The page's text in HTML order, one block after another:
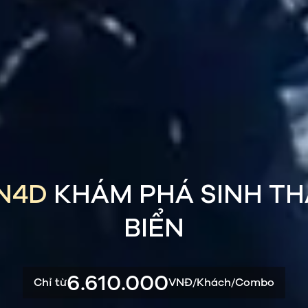
KHÁM PHÁ SINH
BIỂN
Chỉ từ6.610.000VNĐ/Khách/Combo